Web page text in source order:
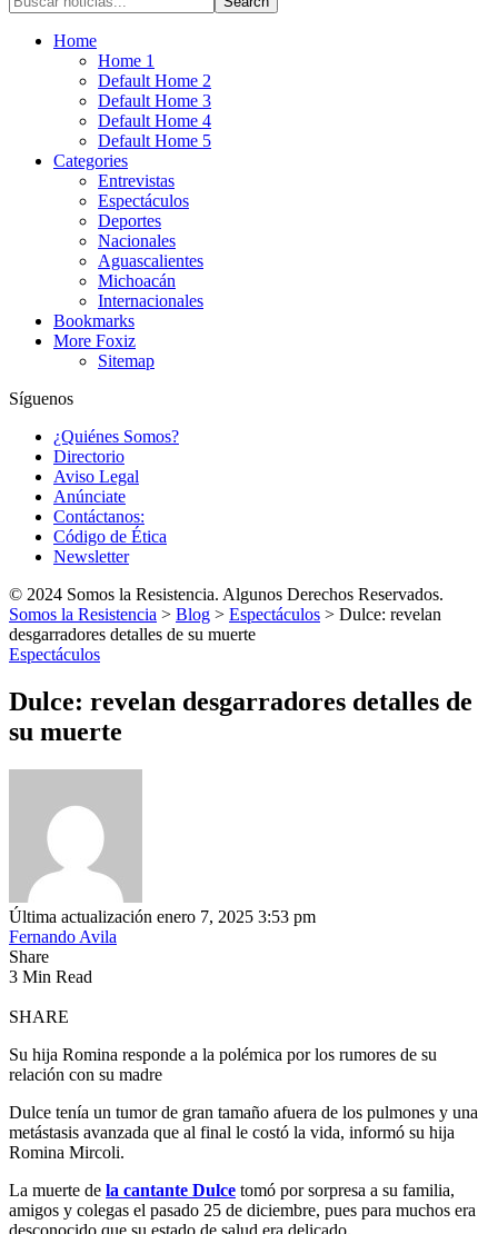
Home
Home 1
Default Home 2
Default Home 3
Default Home 4
Default Home 5
Categories
Entrevistas
Espectáculos
Deportes
Nacionales
Aguascalientes
Michoacán
Internacionales
Bookmarks
More Foxiz
Sitemap
Síguenos
¿Quiénes Somos?
Directorio
Aviso Legal
Anúnciate
Contáctanos:
Código de Ética
Newsletter
© 2024 Somos la Resistencia. Algunos Derechos Reservados.
Somos la Resistencia > Blog > Espectáculos > Dulce: revelan
desgarradores detalles de su muerte
Espectáculos
Dulce: revelan desgarradores detalles de
su muerte
Última actualización enero 7, 2025 3:53 pm
Fernando Avila
Share
3 Min Read
SHARE
Su hija Romina responde a la polémica por los rumores de su
relación con su madre
Dulce tenía un tumor de gran tamaño afuera de los pulmones y una
metástasis avanzada que al final le costó la vida, informó su hija
Romina Mircoli.
La muerte de la cantante Dulce tomó por sorpresa a su familia,
amigos y colegas el pasado 25 de diciembre, pues para muchos era
desconocido que su estado de salud era delicado.